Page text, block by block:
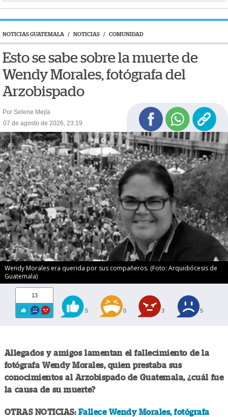
NOTICIAS GUATEMALA / NOTICIAS / COMUNIDAD
Esto se sabe sobre la muerte de
Wendy Morales, fotógrafa del
Arzobispado
Por Selene Mejía
07 de agosto de 2026, 23:19
Wendy Morales era querida por sus compañeros. (Foto: Arquidiócesis de
Guatemala)
13
5 0 3 5
Allegados y amigos lamentan el fallecimiento de la
fotógrafa Wendy Morales, quien prestaba sus
conocimientos al Arzobispado de Guatemala, ¿cuál fue
la causa de su muerte?
OTRAS NOTICIAS: Fallece Wendy Morales, fotógrafa